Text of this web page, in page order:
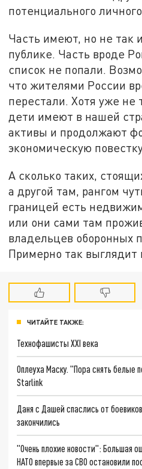
потенциального
Часть имеют, но не так
публике. Часть вроде
список не попали.
что жителями России
перестали. Хотя уже не
дети имеют в нашей
активы и продолжают
экономическую
А сколько таких,
а другой там, рангом
границей есть
или они сами там
владельцев оборонных
Примерно так выглядит
ЧИТАЙТЕ ТАКЖЕ:
Технофашисты XXI века
Оплеуха Маску. "Пора снять белые
Starlink
Даня с Дашей спаслись от
закончились
"Очень плохие новости": Большая
НАТО впервые за СВО остановили